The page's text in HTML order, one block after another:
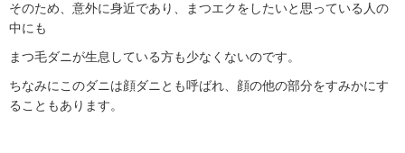
そのため、意外に身近であり、まつエクをしたいと思っている人の
中にも
まつ毛ダニが生息している方も少なくないのです。
ちなみにこのダニは顔ダニとも呼ばれ、顔の他の部分をすみかにす
ることもあります。